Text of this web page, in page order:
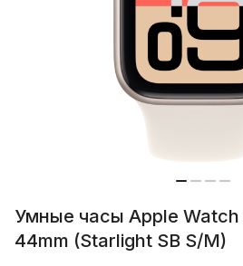
Умные часы Apple Watch
44mm (Starlight SB S/M)